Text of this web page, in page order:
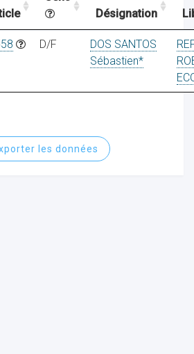
Désignation
D/F
DOS SANTOS
Sébastien*
les données